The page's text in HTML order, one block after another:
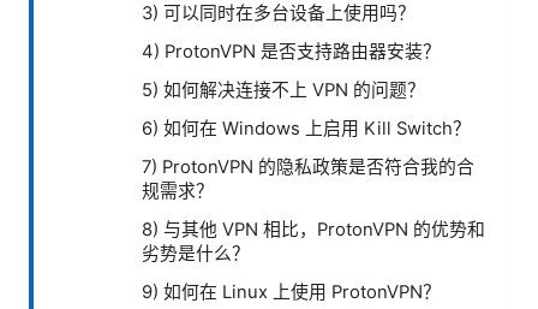
3) 可以同时在多台设备上使用吗？
4) ProtonVPN 是否支持路由器安装？
5) 如何解决连接不上 VPN 的问题？
6) 如何在 Windows 上启用 Kill Switch？
7) ProtonVPN 的隐私政策是否符合我的合
规需求？
8) 与其他 VPN 相比，ProtonVPN 的优势和
劣势是什么？
9) 如何在 Linux 上使用 ProtonVPN？